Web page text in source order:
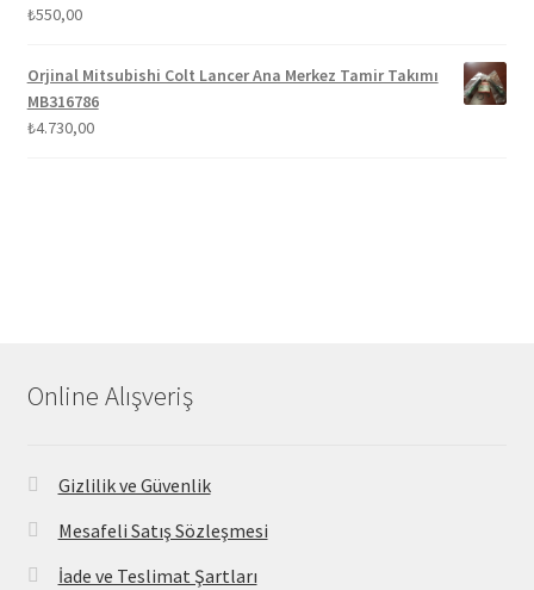
₺550,00
Orjinal Mitsubishi Colt Lancer Ana Merkez Tamir Takımı
MB316786
₺4.730,00
Online Alışveriş
Gizlilik ve Güvenlik
Mesafeli Satış Sözleşmesi
İade ve Teslimat Şartları